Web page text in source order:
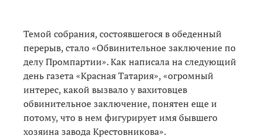
Темой собрания, состоявшегося в обеденный
перерыв, стало «Обвинительное заключение по
делу Промпартии». Как написала на следующий
день газета «Красная Татария», «огромный
интерес, какой вызвало у вахитовцев
обвинительное заключение, понятен еще и
потому, что в нем фигурирует имя бывшего
хозяина завода Крестовникова».